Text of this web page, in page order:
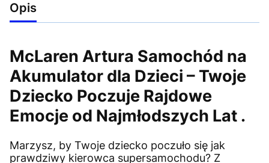
Opis
McLaren Artura Samochód na
Akumulator dla Dzieci – Twoje
Dziecko Poczuje Rajdowe
Emocje od Najmłodszych Lat .
Marzysz, by Twoje dziecko poczuło się jak
prawdziwy kierowca supersamochodu? Z